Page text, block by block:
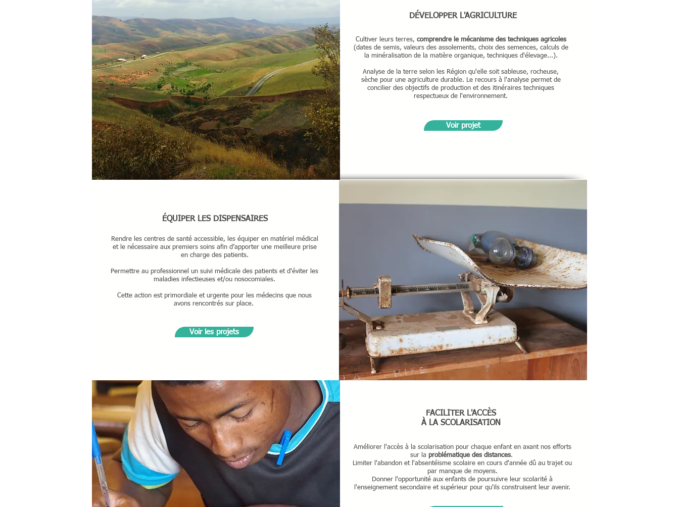
FACILITER L'ACCÈS
À LA SCOLARISATION
Améliorer l'accès à la scolarisation pour chaque enfant en axant nos efforts
sur la problématique des distances.
Limiter l'abandon et l'absentéisme scolaire en cours d'année dû au trajet ou
par manque de moyens.
Donner l'opportunité aux enfants de poursuivre leur scolarité à
l'enseignement secondaire et supérieur pour qu'ils construisent leur avenir.
ÉQUIPER LES DISPENSAIRES
Rendre les centres de santé accessible, les équiper en matériel médical
et le nécessaire aux premiers soins afin d’apporter une meilleure prise
en charge des patients.
Permettre au professionnel un suivi médicale des patients et d'éviter les
maladies infectieuses et/ou nosocomiales.
Cette action est primordiale et urgente pour les médecins que nous
avons rencontrés sur place.
Voir les projets
DÉVELOPPER L'AGRICULTURE
Cultiver leurs terres, comprendre le mécanisme des techniques agricoles
(dates de semis, valeurs des assolements, choix des semences, calculs de
la minéralisation de la matière organique, techniques d'élevage...).
Analyse de la terre selon les Région qu'elle soit sableuse, rocheuse,
sèche pour une agriculture durable. Le recours à l'analyse permet de
concilier des objectifs de production et des itinéraires techniques
respectueux de l'environnement.
Voir projet